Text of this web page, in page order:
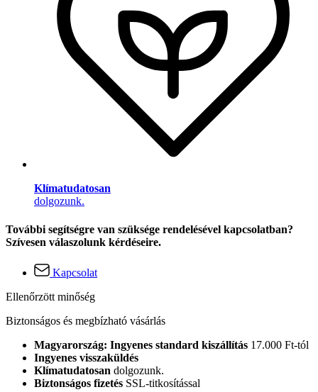
Klímatudatosan
dolgozunk.
További segítségre van szüksége rendelésével kapcsolatban?
Szívesen válaszolunk kérdéseire.
Kapcsolat
Ellenőrzött minőség
Biztonságos és megbízható vásárlás
Magyarország: Ingyenes standard kiszállítás 17.000 Ft-tól
Ingyenes visszaküldés
Klímatudatosan dolgozunk.
Biztonságos fizetés SSL-titkosítással